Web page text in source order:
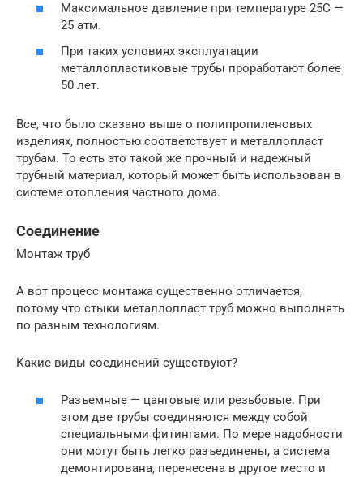
Максимальное давление при температуре 25С —
25 атм.
При таких условиях эксплуатации
металлопластиковые трубы проработают более
50 лет.
Все, что было сказано выше о полипропиленовых
изделиях, полностью соответствует и металлопласт
трубам. То есть это такой же прочный и надежный
трубный материал, который может быть использован в
системе отопления частного дома.
Соединение
Монтаж труб
А вот процесс монтажа существенно отличается,
потому что стыки металлопласт труб можно выполнять
по разным технологиям.
Какие виды соединений существуют?
Разъемные — цанговые или резьбовые. При
этом две трубы соединяются между собой
специальными фитингами. По мере надобности
они могут быть легко разъединены, а система
демонтирована, перенесена в другое место и